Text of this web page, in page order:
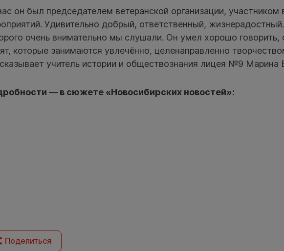
он был председателем ветеранской организации, участником
Удивительно добрый, ответственный,
очень внимательно мы слушали. Он умел хорошо
которые занимаются увлечённо, целенаправленно
учитель истории и обществознания лицея №9 Марина
— в сюжете «Новосибирских новостей»:
Поделиться